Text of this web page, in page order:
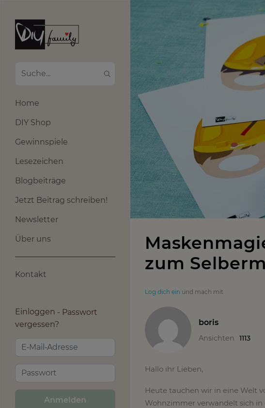
Home
DIY Shop
Gewinnspiele
Lesezeichen
Blogbeiträge
Jetzt Beitrag schreiben!
Newsletter
Über uns
Kontakt
Einloggen
Passwort
vergessen?
Anmelden
zum
Log dich ein und mach mit
boris
Ansichten 1113
Hallo ihr Lieben,
Heute tauchen wir in eine Welt
Wohnzimmer verwandelt sich